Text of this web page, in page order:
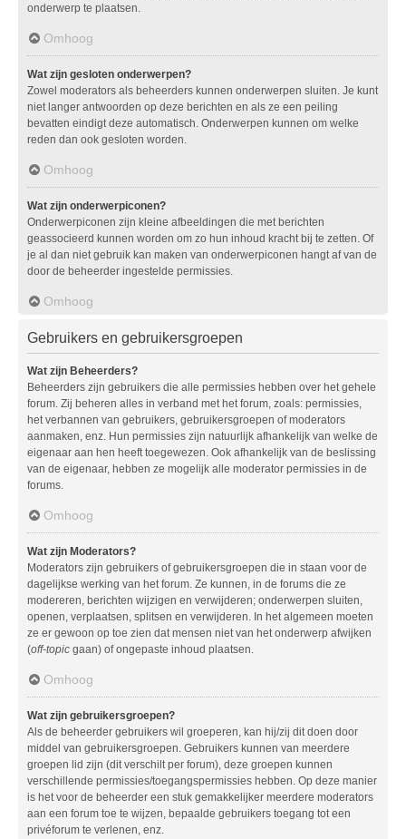
onderwerp te plaatsen.
Omhoog
Wat zijn gesloten onderwerpen?
Zowel moderators als beheerders kunnen onderwerpen sluiten. Je kunt
niet langer antwoorden op deze berichten en als ze een peiling
bevatten eindigt deze automatisch. Onderwerpen kunnen om welke
reden dan ook gesloten worden.
Omhoog
Wat zijn onderwerpiconen?
Onderwerpiconen zijn kleine afbeeldingen die met berichten
geassocieerd kunnen worden om zo hun inhoud kracht bij te zetten. Of
je al dan niet gebruik kan maken van onderwerpiconen hangt af van de
door de beheerder ingestelde permissies.
Omhoog
Gebruikers en gebruikersgroepen
Wat zijn Beheerders?
Beheerders zijn gebruikers die alle permissies hebben over het gehele
forum. Zij beheren alles in verband met het forum, zoals: permissies,
het verbannen van gebruikers, gebruikersgroepen of moderators
aanmaken, enz. Hun permissies zijn natuurlijk afhankelijk van welke de
eigenaar aan hen heeft toegewezen. Ook afhankelijk van de beslissing
van de eigenaar, hebben ze mogelijk alle moderator permissies in de
forums.
Omhoog
Wat zijn Moderators?
Moderators zijn gebruikers of gebruikersgroepen die in staan voor de
dagelijkse werking van het forum. Ze kunnen, in de forums die ze
modereren, berichten wijzigen en verwijderen; onderwerpen sluiten,
openen, verplaatsen, splitsen en verwijderen. In het algemeen moeten
ze er gewoon op toe zien dat mensen niet van het onderwerp afwijken
(off-topic gaan) of ongepaste inhoud plaatsen.
Omhoog
Wat zijn gebruikersgroepen?
Als de beheerder gebruikers wil groeperen, kan hij/zij dit doen door
middel van gebruikersgroepen. Gebruikers kunnen van meerdere
groepen lid zijn (dit verschilt per forum), deze groepen kunnen
verschillende permissies/toegangspermissies hebben. Op deze manier
is het voor de beheerder een stuk gemakkelijker meerdere moderators
aan een forum toe te wijzen, bepaalde gebruikers toegang tot een
privéforum te verlenen, enz.